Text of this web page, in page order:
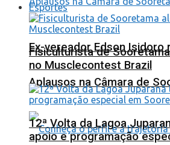
Ex-vereador Edson Isidoro
Aplausos na Câmara de
Esportes
Fisiculturista de
no Musclecontest Brazil
12ª Volta da Lagoa
apoio e programação